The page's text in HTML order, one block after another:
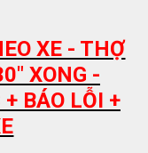
XE - THỢ
XONG -
BÁO LỖI +